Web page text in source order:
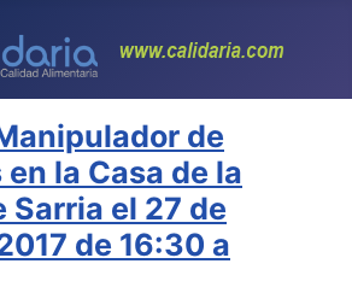
de
la Casa de la
Sarria el 27 de
de 16:30 a